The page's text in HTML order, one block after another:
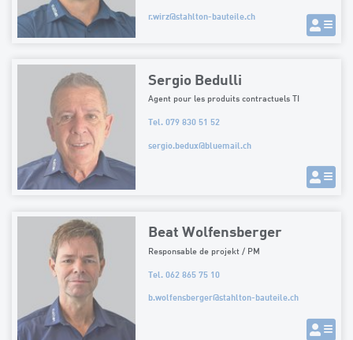
r.wirz@stahlton-bauteile.ch
Sergio Bedulli
Agent pour les produits contractuels TI
Tel. 079 830 51 52
sergio.bedux@bluemail.ch
Beat Wolfensberger
Responsable de projekt / PM
Tel. 062 865 75 10
b.wolfensberger@stahlton-bauteile.ch